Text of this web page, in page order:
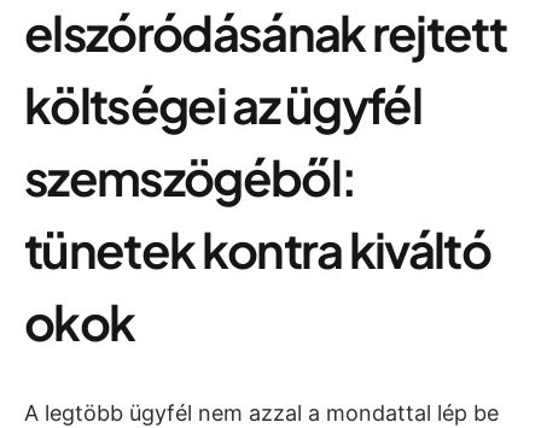
elszóródásának rejtett
költségei az ügyfél
szemszögéből:
tünetek kontra kiváltó
okok
A legtöbb ügyfél nem azzal a mondattal lép be